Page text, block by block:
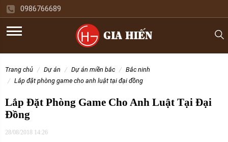
0986766689
trang chủ dự án dự án miền bắc
bắc ninh
lắp đặt phòng game cho anh luật tại đại đồng
Lắp Đặt Phòng Game Cho Anh Luật Tại Đại
Đồng
28/08/2018 14:26